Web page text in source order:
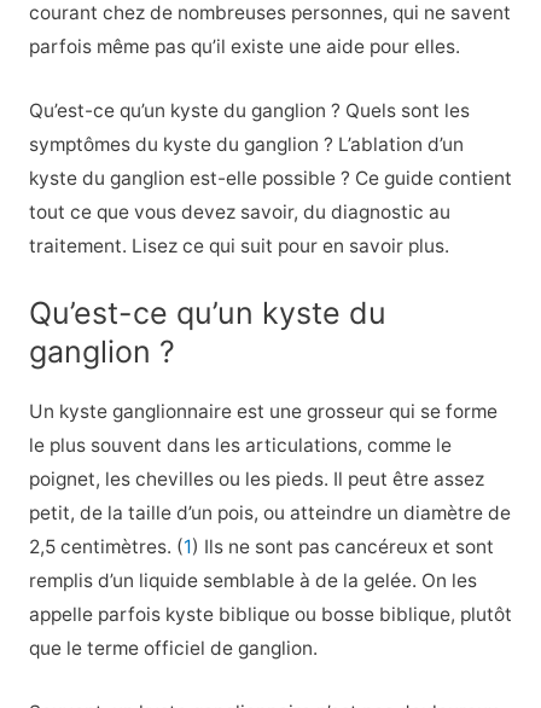
courant chez de nombreuses personnes, qui ne savent
parfois même pas qu’il existe une aide pour elles.
Qu’est-ce qu’un kyste du ganglion ? Quels sont les
symptômes du kyste du ganglion ? L’ablation d’un
kyste du ganglion est-elle possible ? Ce guide contient
tout ce que vous devez savoir, du diagnostic au
traitement. Lisez ce qui suit pour en savoir plus.
Qu’est-ce qu’un kyste du
ganglion ?
Un kyste ganglionnaire est une grosseur qui se forme
le plus souvent dans les articulations, comme le
poignet, les chevilles ou les pieds. Il peut être assez
petit, de la taille d’un pois, ou atteindre un diamètre de
2,5 centimètres. (1) Ils ne sont pas cancéreux et sont
remplis d’un liquide semblable à de la gelée. On les
appelle parfois kyste biblique ou bosse biblique, plutôt
que le terme officiel de ganglion.